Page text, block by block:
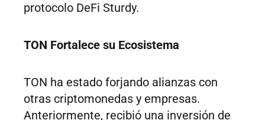
protocolo DeFi Sturdy.
TON Fortalece su Ecosistema
TON ha estado forjando alianzas con
otras criptomonedas y empresas.
Anteriormente, recibió una inversión de